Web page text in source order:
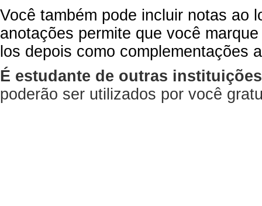
Você também pode incluir notas ao
anotações permite que você
los depois como complementações
É estudante de outras
poderão ser utilizados por você